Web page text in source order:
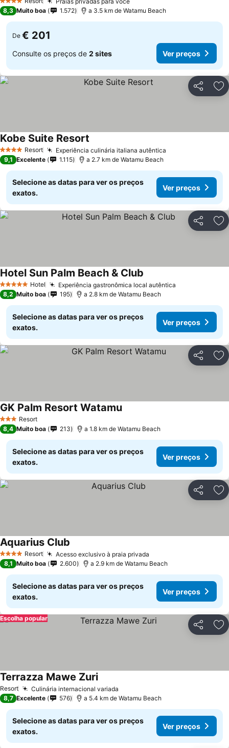
4 Estrelas
8,3 Muito boa 1.572 a 3.5 km de Watamu Beach
De € 201
Consulte os preços de 2 sites Ver preços
Partilhar
4 EstrelasResort Experiência culinária italiana autêntica
Kobe Suite Resort
9,1 Excelente 1.115 a 2.7 km de Watamu Beach
Selecione as datas para ver os preços
exatos.
Ver preços
Partilhar
5 Estrelas Hotel Experiência gastronômica local autêntica
Hotel Sun Palm Beach & Club
8,2 Muito boa 195 a 2.8 km de Watamu Beach
Selecione as datas para ver os preços
exatos.
Ver preços
Partilhar
3 EstrelasResort
GK Palm Resort Watamu
8,4 Muito boa 213 a 1.8 km de Watamu Beach
Selecione as datas para ver os preços
exatos.
Ver preços
Partilhar
4 EstrelasResort Acesso exclusivo à praia privada
Aquarius Club
8,1 Muito boa 2.600 a 2.9 km de Watamu Beach
Selecione as datas para ver os preços
exatos.
Ver preços
Partilhar
Escolha popular
Resort Culinária internacional variada
Terrazza Mawe Zuri
8,7 Excelente 576 a 5.4 km de Watamu Beach
Selecione as datas para ver os preços
exatos.
Ver preços